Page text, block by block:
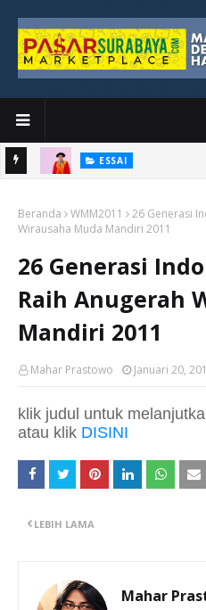
ESSAI
Tidak Berhenti di Panggung
Beranda WMM2011
26 Generasi
Wirausaha Muda Mandiri 2011
26 Generasi
Raih Anugerah
Mandiri 2011
Mahar Prastowo Januari 20,
klik judul untuk
atau klik DISINI
LEBIH LAMA
Mahar